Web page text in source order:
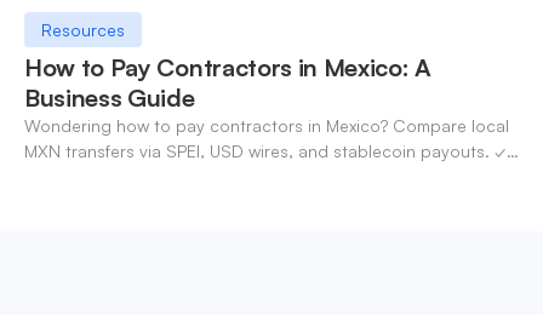
Resources
How to Pay Contractors in Mexico: A
Business Guide
Wondering how to pay contractors in Mexico? Compare local
MXN transfers via SPEI, USD wires, and stablecoin payouts. ✓